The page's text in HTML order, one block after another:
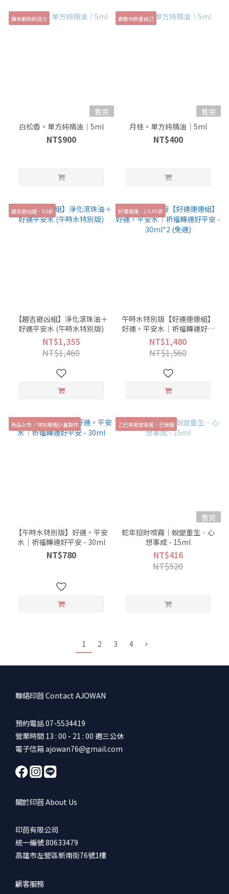
擁有嶄新的活力
售完
白松香。單方純精油｜5ml
NT$900
勇敢地表達自己
售完
月桂。單方純精油｜5ml
NT$400
趨吉避凶組．93折
【趨吉避凶組】淨化滾珠油＋
好運平安水 (午時水特別版)
NT$1,355
NT$1,460
好運連連．2入95折
午時水特別版【好運連連組】
好運。平安水｜祈福轉運好平
安 - 30ml*2 (免運)
NT$1,480
NT$1,560
新品上市 .ᐟ 特別版極少量製作
【午時水特別版】好運。平安
水｜祈福轉運好平安 - 30ml
NT$780
乙巳年限定香氣．已絕版
售完
蛇年招財噴霧｜蛻變重生．心
想事成 - 15ml
NT$416
NT$520
1 2 3 4
聯絡印茴 Contact AJOWAN
預約電話 07-5534419
營業時間 13 : 00 - 21 : 00 週三公休
電子信箱 ajowan76@gmail.com
關於印茴 About Us
印茴有限公司
統一編號 80633479
高雄市左營區新南街76號1樓
顧客服務